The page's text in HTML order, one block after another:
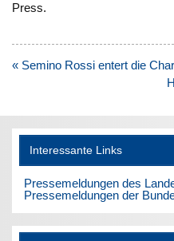
Press.
Beitragsnavigation
« Semino Rossi entert die
Interessante Links
Pressemeldungen des
Pressemeldungen der